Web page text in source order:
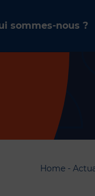
sommes-nous ?
Home-